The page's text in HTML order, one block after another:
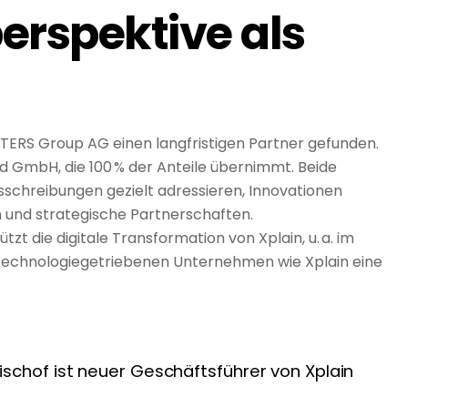
als
Group AG einen langfristigen Partner gefunden.
die 100 % der Anteile übernimmt. Beide
gezielt adressieren, Innovationen
und strategische Partnerschaften.
die digitale Transformation von Xplain, u. a. im
Unternehmen wie Xplain eine
ist neuer Geschäftsführer von Xplain